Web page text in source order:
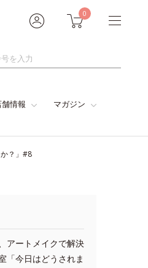
0
舗情報 マガジン
？」#8
アートメイクで解決
「今日はどうされま